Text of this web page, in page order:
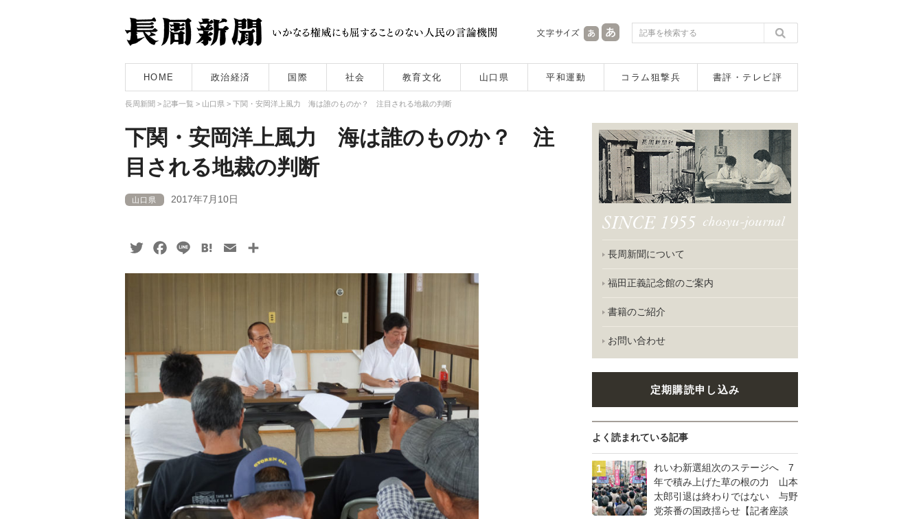
HOME 政治経済 国際 社会 教育文化 山口県 平和運動 コラム狙撃兵 書評・テレビ評
長周新聞 > 記事一覧 > 山口県 > 下関・安岡洋上風力 海は誰のものか？ 注目される地裁の判断
下関・安岡洋上風力 海は誰のものか？ 注
目される地裁の判断
山口県 2017年7月10日
TwitterFacebook
Line HatenaEmail
長周新聞について
福田正義記念館のご案内
書籍のご紹介
お問い合わせ
定期購読申し込み
よく読まれている記事
れいわ新選組次のステージへ 7
年で積み上げた草の根の力 山本
太郎引退は終わりではない 与野
党茶番の国政揺らせ【記者座談